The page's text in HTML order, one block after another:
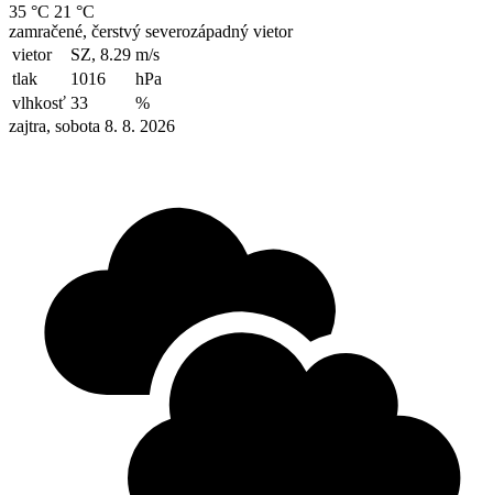
35 °C 21 °C
zamračené, čerstvý severozápadný vietor
vietor
SZ, 8.29 m/s
tlak
1016
hPa
vlhkosť 33
%
zajtra, sobota 8. 8. 2026